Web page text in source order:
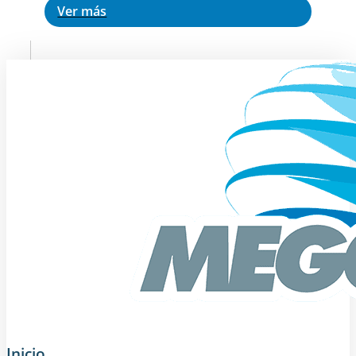
Ver más